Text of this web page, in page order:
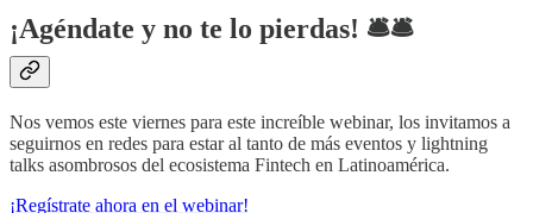
¡Agéndate y no te lo pierdas! 🛎️​🛎️​
Nos vemos este viernes para este increíble webinar, los invitamos a
seguirnos en redes para estar al tanto de más eventos y lightning
talks asombrosos del ecosistema Fintech en Latinoamérica.
¡Regístrate ahora en el webinar!